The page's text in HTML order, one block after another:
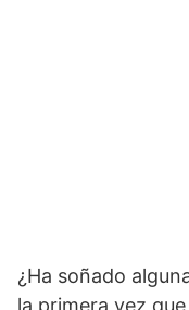
¿Ha soñado
la primera vez